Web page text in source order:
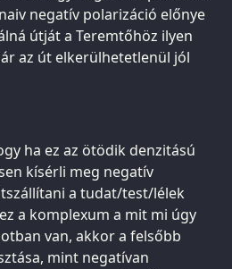
negatív polarizáció előnye
útját a Teremtőhöz ilyen
az út elkerülhetetlenül jól
ha ez az ötödik denzitású
kísérli meg negatív
a tudat/test/lélek
a komplexum a mit mi úgy
van, akkor a felsőbb
mint negatívan